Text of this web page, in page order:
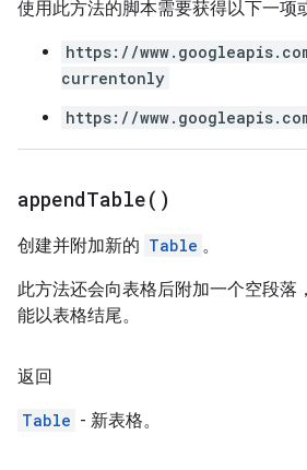
使用此方法的脚本需要获得以下一项
https://
currentonly
https://
appendTable( )
创建并附加新的 Table 。
此方法还会向表格后附加一个空段落
能以表格结尾。
返回
Table - 新表格。